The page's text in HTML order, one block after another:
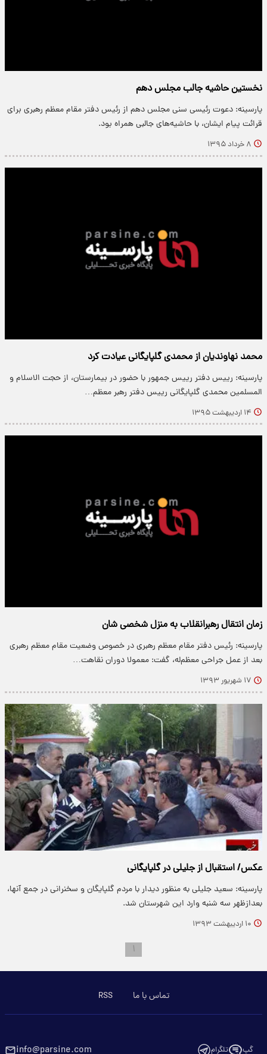
نخستین حاشیه جالب مجلس دهم
پارسینه: دعوت رئیسی سنی مجلس دهم از رئیس دفتر مقام معظم رهبری برای
قرائت پیام ایشان، با حاشیه‌های جالبی همراه بود.
۸ خرداد ۱۳۹۵
محمد نهاوندیان از محمدی گلپایگانی عیادت کرد
پارسینه: رییس دفتر رییس جمهور با حضور در بیمارستان‌، از حجت الاسلام و
المسلمین محمدی گلپایگانی رییس دفتر رهبر معظم…
۱۴ اردیبهشت ۱۳۹۵
زمان انتقال رهبرانقلاب به منزل شخصی شان
پارسینه: رئیس دفتر مقام معظم رهبری در خصوص وضعیت مقام معظم رهبری
بعد از عمل جراحی معظم‌له، گفت: معمولا دوران نقاهت…
۱۷ شهریور ۱۳۹۳
عکس/ استقبال از جلیلی در گلپایگانی
پارسینه: سعید جلیلی به منظور دیدار با مردم گلپایگان و سخنرانی در جمع آنها،
بعدازظهر سه شنبه وارد این شهرستان شد.
۱۰ اردیبهشت ۱۳۹۳
۱
تماس با ما RSS
گپ تلگرام info@parsine.com